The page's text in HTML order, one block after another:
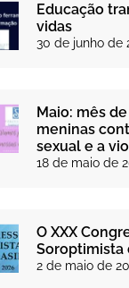
Educação
vidas
30 de junho de
Maio: mês
meninas
sexual e a
18 de maio de
O XXX
Soroptimista
2 de maio de